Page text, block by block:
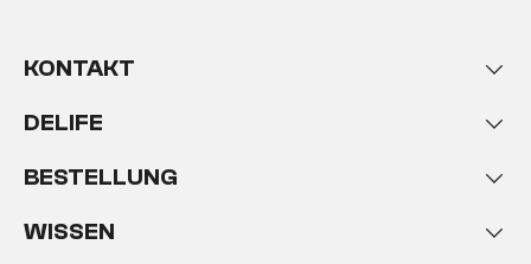
KONTAKT
DELIFE
BESTELLUNG
WISSEN